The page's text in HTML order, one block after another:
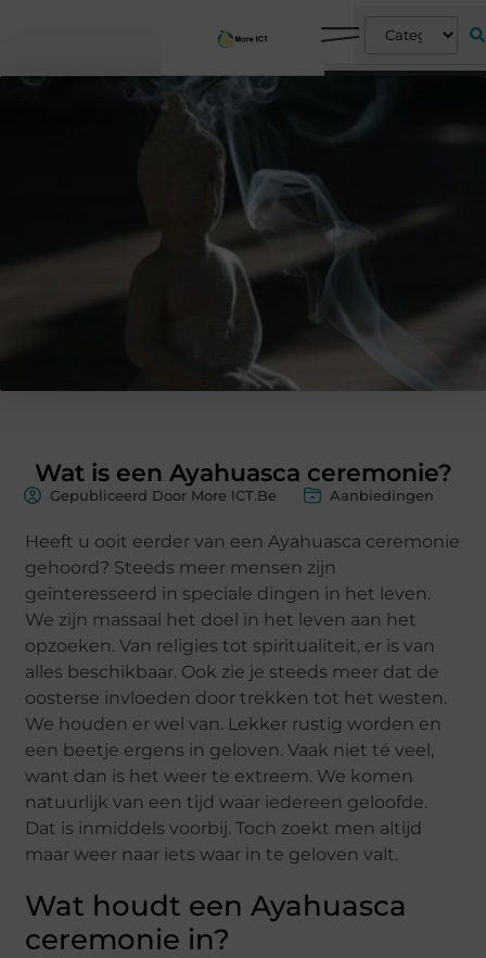
Wat is een Ayahuasca ceremonie?
Gepubliceerd Door More ICT.Be Aanbiedingen
Heeft u ooit eerder van een Ayahuasca ceremonie
gehoord? Steeds meer mensen zijn
geïnteresseerd in speciale dingen in het leven.
We zijn massaal het doel in het leven aan het
opzoeken. Van religies tot spiritualiteit, er is van
alles beschikbaar. Ook zie je steeds meer dat de
oosterse invloeden door trekken tot het westen.
We houden er wel van. Lekker rustig worden en
een beetje ergens in geloven. Vaak niet té veel,
want dan is het weer te extreem. We komen
natuurlijk van een tijd waar iedereen geloofde.
Dat is inmiddels voorbij. Toch zoekt men altijd
maar weer naar iets waar in te geloven valt.
Wat houdt een Ayahuasca
ceremonie in?